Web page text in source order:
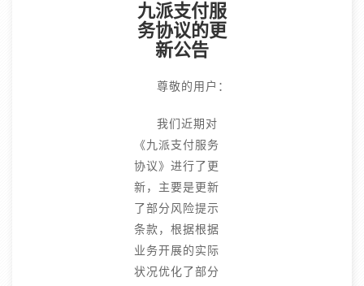
九派支付服
务协议的更
新公告
尊敬的用户：
我们近期对
《九派支付服务
协议》进行了更
新，主要是更新
了部分风险提示
条款，根据根据
业务开展的实际
状况优化了部分